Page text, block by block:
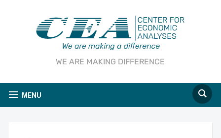
WE ARE MAKING DIFFERENCE
MENU